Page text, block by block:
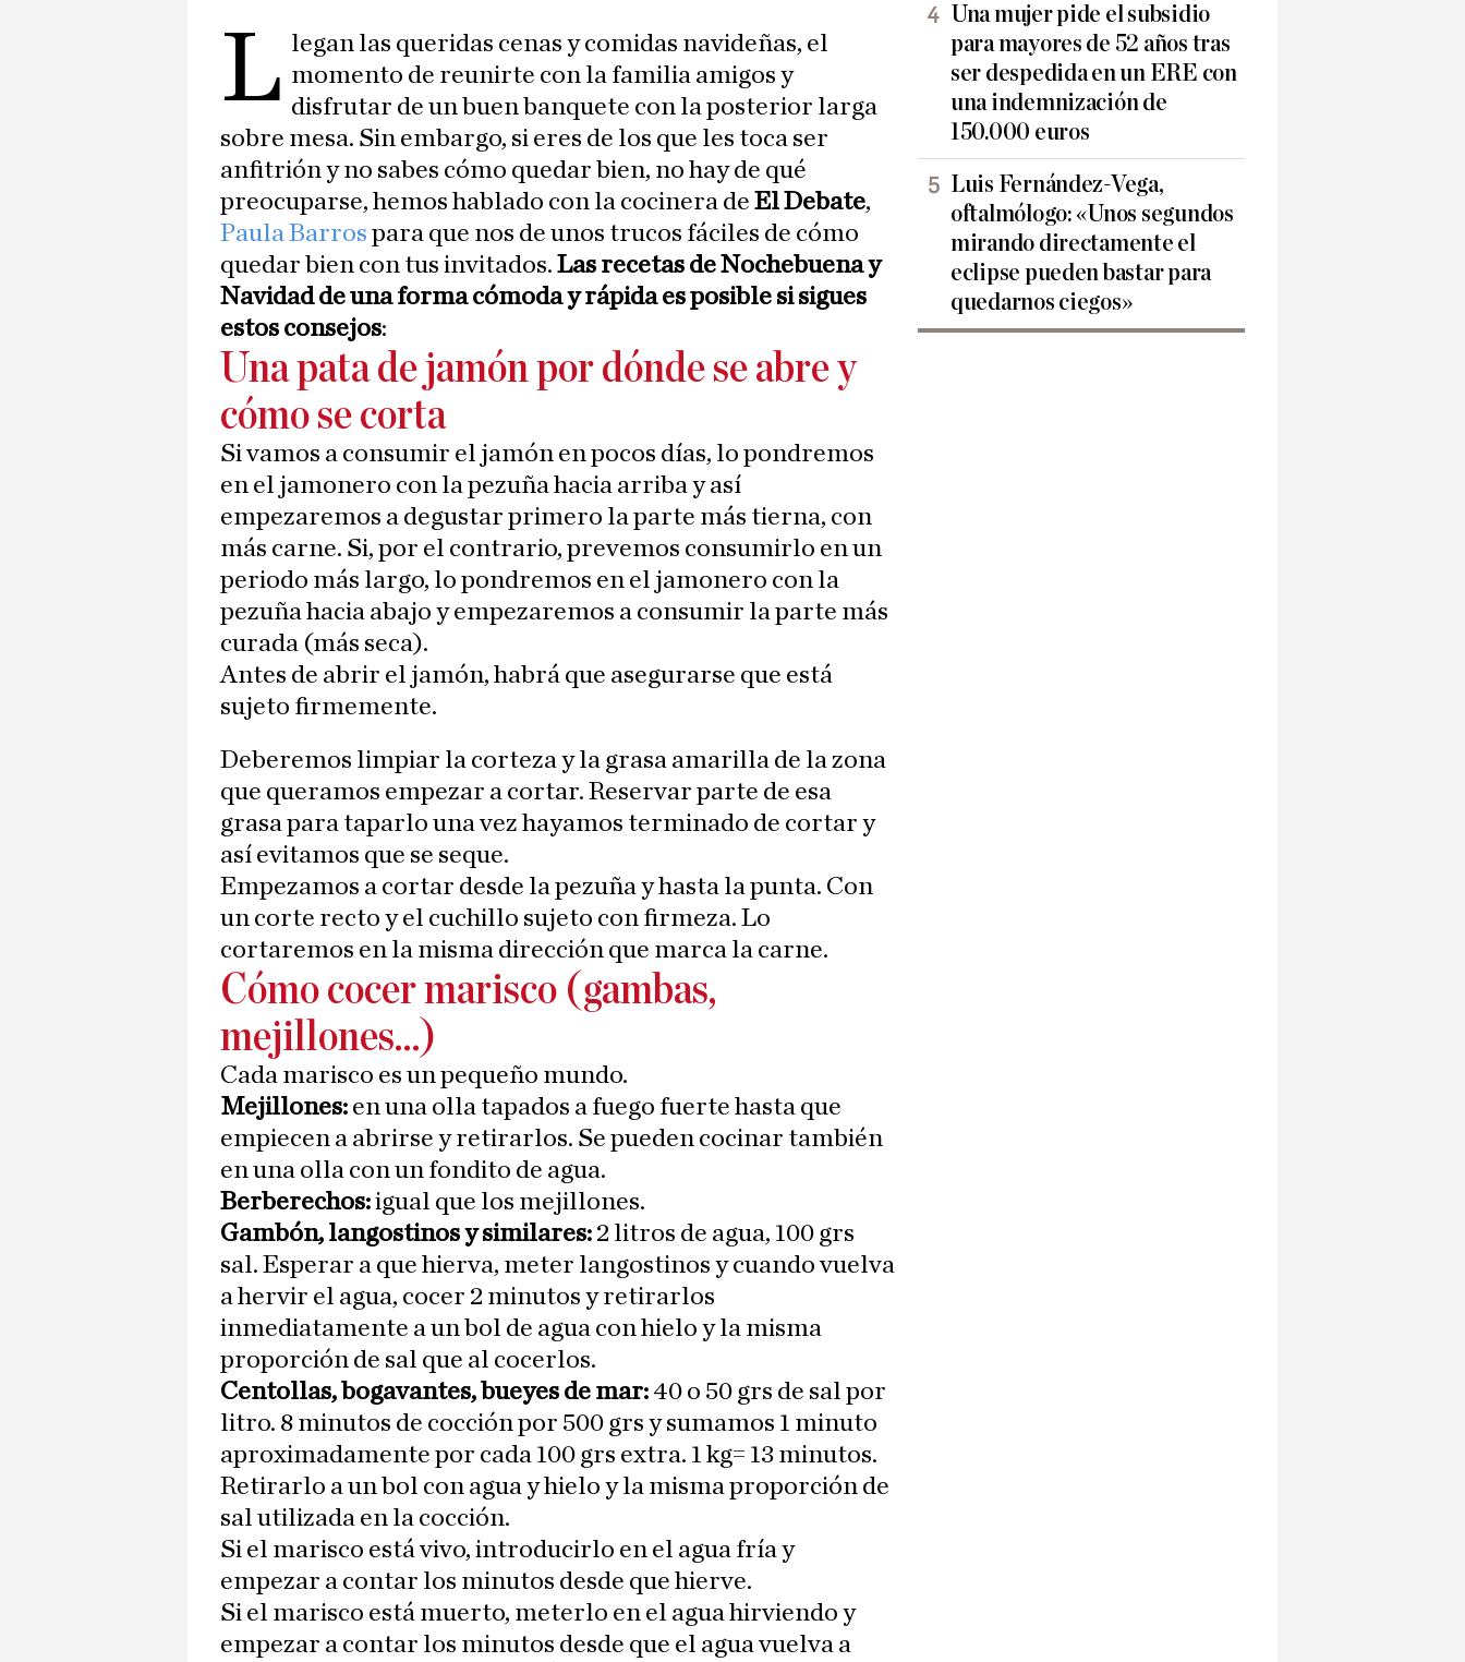
L legan las queridas cenas y comidas navideñas, el
momento de reunirte con la familia amigos y
disfrutar de un buen banquete con la posterior larga
sobre mesa. Sin embargo, si eres de los que les toca ser
anfitrión y no sabes cómo quedar bien, no hay de qué
preocuparse, hemos hablado con la cocinera de El Debate,
Paula Barros para que nos de unos trucos fáciles de cómo
quedar bien con tus invitados. Las recetas de Nochebuena y
Navidad de una forma cómoda y rápida es posible si sigues
estos consejos:
Una pata de jamón por dónde se abre y
cómo se corta
Si vamos a consumir el jamón en pocos días, lo pondremos
en el jamonero con la pezuña hacia arriba y así
empezaremos a degustar primero la parte más tierna, con
más carne. Si, por el contrario, prevemos consumirlo en un
periodo más largo, lo pondremos en el jamonero con la
pezuña hacia abajo y empezaremos a consumir la parte más
curada (más seca).
Antes de abrir el jamón, habrá que asegurarse que está
sujeto firmemente.
Deberemos limpiar la corteza y la grasa amarilla de la zona
que queramos empezar a cortar. Reservar parte de esa
grasa para taparlo una vez hayamos terminado de cortar y
así evitamos que se seque.
Empezamos a cortar desde la pezuña y hasta la punta. Con
un corte recto y el cuchillo sujeto con firmeza. Lo
cortaremos en la misma dirección que marca la carne.
Cómo cocer marisco (gambas,
mejillones…)
Cada marisco es un pequeño mundo.
Mejillones: en una olla tapados a fuego fuerte hasta que
empiecen a abrirse y retirarlos. Se pueden cocinar también
en una olla con un fondito de agua.
Berberechos:igual que los mejillones.
Gambón, langostinos y similares: 2 litros de agua, 100 grs
sal. Esperar a que hierva, meter langostinos y cuando vuelva
a hervir el agua, cocer 2 minutos y retirarlos
inmediatamente a un bol de agua con hielo y la misma
proporción de sal que al cocerlos.
Centollas, bogavantes, bueyes de mar: 40 o 50 grs de sal por
litro. 8 minutos de cocción por 500 grs y sumamos 1 minuto
aproximadamente por cada 100 grs extra. 1 kg= 13 minutos.
Retirarlo a un bol con agua y hielo y la misma proporción de
sal utilizada en la cocción.
Si el marisco está vivo, introducirlo en el agua fría y
empezar a contar los minutos desde que hierve.
Si el marisco está muerto, meterlo en el agua hirviendo y
empezar a contar los minutos desde que el agua vuelva a
Una mujer pide el subsidio
para mayores de 52 años tras
ser despedida en un ERE con
una indemnización de
150.000 euros
Luis Fernández-Vega,
oftalmólogo: «Unos segundos
mirando directamente el
eclipse pueden bastar para
quedarnos ciegos»